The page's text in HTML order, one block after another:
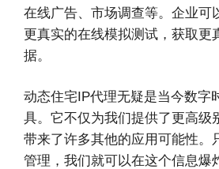
在线广告、市场调查等。企业可
更真实的在线模拟测试，获取更
据。
动态住宅IP代理无疑是当今数字
具。它不仅为我们提供了更高级
带来了许多其他的应用可能性。
管理，我们就可以在这个信息爆